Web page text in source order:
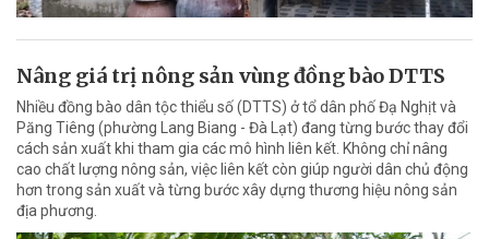
Nâng giá trị nông sản vùng đồng bào DTTS
Nhiều đồng bào dân tộc thiểu số (DTTS) ở tổ dân phố Đạ Nghịt và
Păng Tiêng (phường Lang Biang - Đà Lạt) đang từng bước thay đổi
cách sản xuất khi tham gia các mô hình liên kết. Không chỉ nâng
cao chất lượng nông sản, việc liên kết còn giúp người dân chủ động
hơn trong sản xuất và từng bước xây dựng thương hiệu nông sản
địa phương.